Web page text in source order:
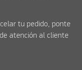
tu pedido, ponte
atención al cliente